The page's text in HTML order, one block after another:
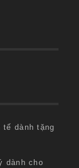
tế dành tặng
dành cho